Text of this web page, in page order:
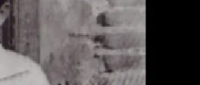
Sociocultural